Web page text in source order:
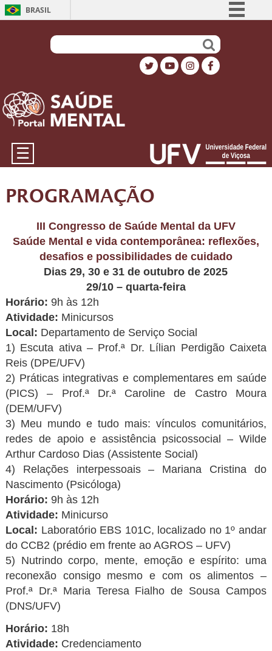
BRASIL
Comunica BR
Participe
☰
PROGRAMAÇÃO
III Congresso de Saúde Mental da UFV
Saúde Mental e vida contemporânea: reflexões,
desafios e possibilidades de cuidado
Dias 29, 30 e 31 de outubro de 2025
29/10 – quarta-feira
Horário: 9h às 12h
Atividade: Minicursos
Local: Departamento de Serviço Social
1) Escuta ativa – Prof.ª Dr. Lílian Perdigão Caixeta
Reis (DPE/UFV)
2) Práticas integrativas e complementares em saúde
(PICS) – Prof.ª Dr.ª Caroline de Castro Moura
(DEM/UFV)
3) Meu mundo e tudo mais: vínculos comunitários,
redes de apoio e assistência psicossocial – Wilde
Arthur Cardoso Dias (Assistente Social)
4) Relações interpessoais – Mariana Cristina do
Nascimento (Psicóloga)
Horário: 9h às 12h
Atividade: Minicurso
Local: Laboratório EBS 101C, localizado no 1º andar
do CCB2 (prédio em frente ao AGROS – UFV)
5) Nutrindo corpo, mente, emoção e espírito: uma
reconexão consigo mesmo e com os alimentos –
Prof.ª Dr.ª Maria Teresa Fialho de Sousa Campos
(DNS/UFV)
Horário: 18h
Atividade: Credenciamento